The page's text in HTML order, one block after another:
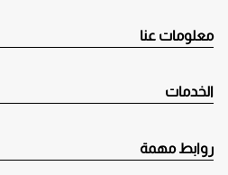
معلومات عنا
الخدمات
روابط مهمة